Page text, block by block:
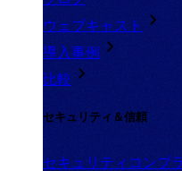
ウェブキャスト
導入事例
比較
セキュリティ＆信頼
セキュリティコンプ